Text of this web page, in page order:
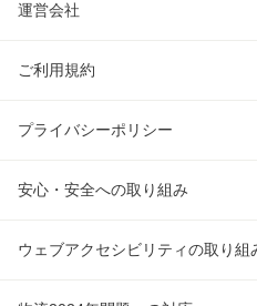
運営会社
ご利用規約
プライバシーポリシー
安心・安全への取り組み
ウェブアクセシビリティの取り組